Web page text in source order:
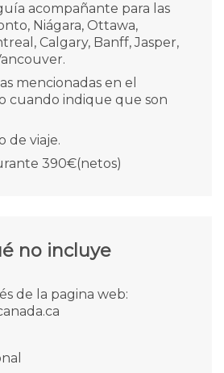
acompañante para las
Niágara, Ottawa,
Calgary, Banff, Jasper,
mencionadas en el
cuando indique que son
de viaje.
390€(netos)
no incluye
de la pagina web: